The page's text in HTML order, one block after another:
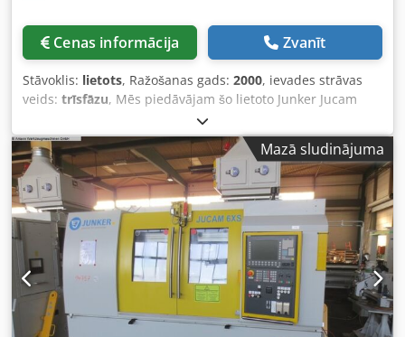
Cenas informācija Zvanīt
Stāvoklis: lietots, Ražošanas gads: 2000, ievades strāvas
veids: trīsfāzu, Mēs piedāvājam šo lietoto Junker Jucam
5002/20 S sadales vārpstas slīpēšanas iekārtu, ražota 2000.
gadā. Ražošanas gads: 2000 Jauda: 60 kVA Nominālais
spriegums: 400 V Frekvence: 50 Hz Vadības spriegums: DC
24 V Drošinātāji: 3×100 A Spriegums pirms galvenā slēdža
(elektroaplis F 001): 230 V Spriegums pirms galvenā slēdža
(elektroaplis F 002): 400 V Ražotājs: JUNKER GROUP
Lietotāja rokasgrāmata pieejama 4. Tehniskie dati 4.1
Elektriskie pieslēguma dati Sprieguma padeve: 400 V / 50
Hz Jauda: 60 kVA Drošinātāji: 3 X 100 A Vadu
šķērsgriezums: 5 x 35 mm² Cu 4.2 Mehāniskie dati
Apstrādājamais objekts: - Sagataves diametrs apm. 100
mm - Sagataves apvedceļa diametrs, maks.: 150 mm -
Mazā sludinājuma